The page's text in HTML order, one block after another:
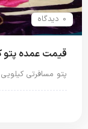
0 دیدگاه
قیمت عمده پتو
پتو مسافرتی